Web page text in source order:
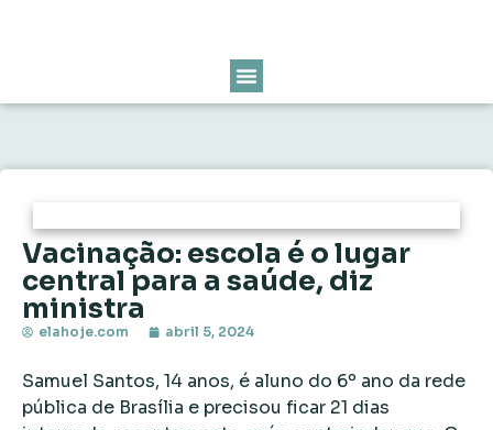
Vacinação: escola é o lugar
central para a saúde, diz
ministra
elahoje.com abril 5, 2024
Samuel Santos, 14 anos, é aluno do 6º ano da rede
pública de Brasília e precisou ficar 21 dias